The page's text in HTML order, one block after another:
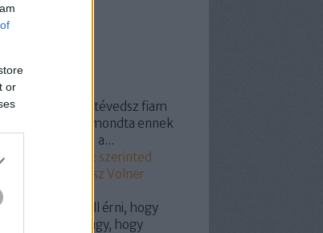
or
Prix 1800: tévedsz fiam
a gazdád mondta ennek
hogy "" a...
12:11
Szavazz: szerinted
meg a Fidesz Volner
@onlame: El kell érni, hogy
le a hálózatról úgy, hogy